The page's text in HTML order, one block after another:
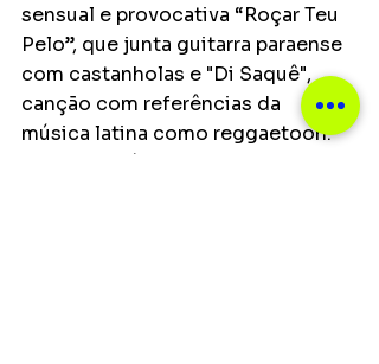
sensual e provocativa “Roçar Teu
Pelo”, que junta guitarra paraense
com castanholas e "Di Saquê",
canção com referências da
música latina como reggaetoon.
Todas as músicas já foram